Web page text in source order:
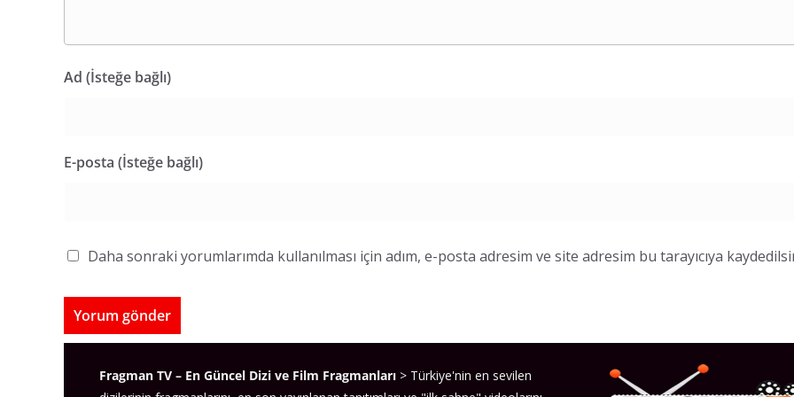
Ad (İsteğe bağlı)
E-posta (İsteğe bağlı)
Daha sonraki yorumlarımda kullanılması için adım, e-posta adresim ve site adresim bu tarayıcıya
Fragman TV – En Güncel Dizi ve Film Fragmanları > Türkiye'nin en sevilen